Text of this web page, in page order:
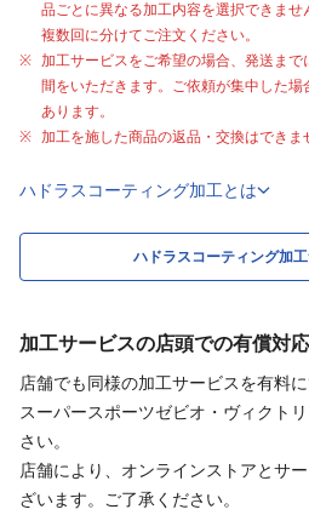
品ごとに異なる加工内容を選択できま
複数回に分けてご注文ください。
加工サービスをご希望の場合、発送まで
間をいただきます。ご依頼が集中した
あります。
加工を施した商品の返品・交換はできま
ハドラスコーティング加工とは
ハドラスコーティング加
加工サービスの店頭での有償対
店舗でも同様の加工サービスを有料
スーパースポーツゼビオ・ヴィクト
さい。
店舗により、オンラインストアとサ
ざいます。ご了承ください。